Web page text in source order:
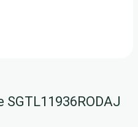
SGTL11936RODAJ